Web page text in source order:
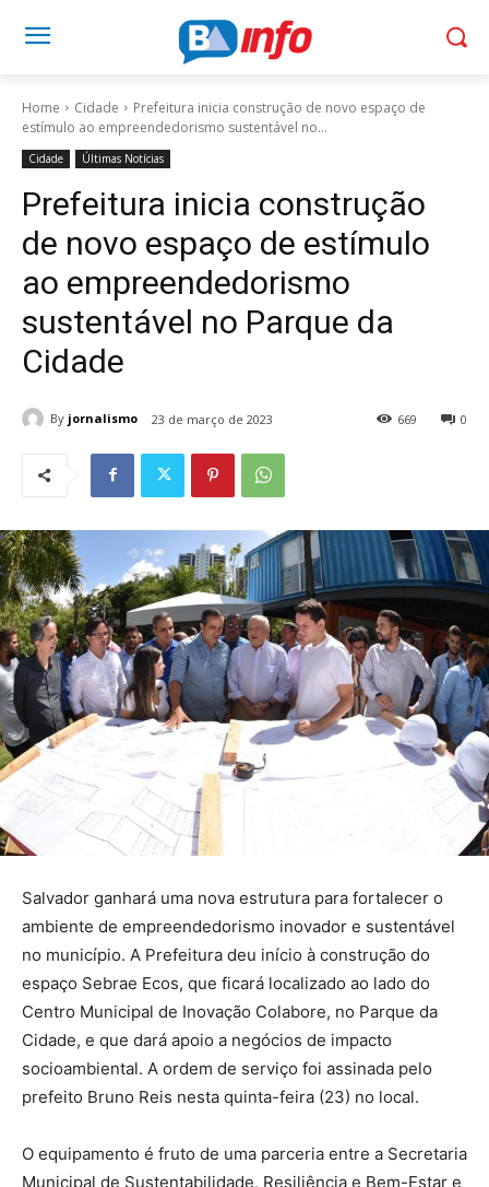
Home Cidade
Prefeitura inicia construção de novo espaço de
estímulo ao empreendedorismo sustentável no...
Cidade Últimas Notícias
Prefeitura inicia construção
de novo espaço de estímulo
ao empreendedorismo
sustentável no Parque da
Cidade
By jornalismo 23 de março de 2023 0
669
Salvador ganhará uma nova estrutura para fortalecer o
ambiente de empreendedorismo inovador e sustentável
no município. A Prefeitura deu início à construção do
espaço Sebrae Ecos, que ficará localizado ao lado do
Centro Municipal de Inovação Colabore, no Parque da
Cidade, e que dará apoio a negócios de impacto
socioambiental. A ordem de serviço foi assinada pelo
prefeito Bruno Reis nesta quinta-feira (23) no local.
O equipamento é fruto de uma parceria entre a Secretaria
Municipal de Sustentabilidade, Resiliência e Bem-Estar e